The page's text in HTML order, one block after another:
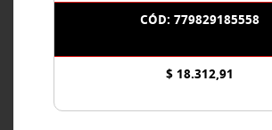
CÓD: 779829185558
$ 18.312,91